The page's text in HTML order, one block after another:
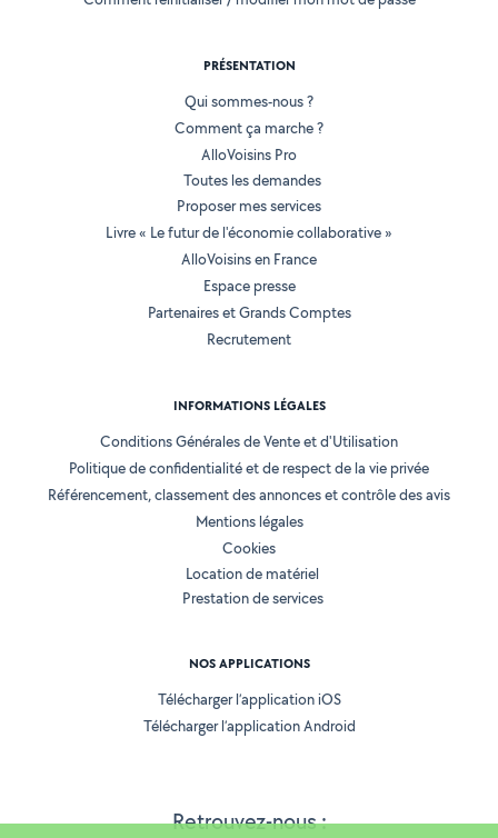
Retrouvez-nous :
PRÉSENTATION
Qui sommes-nous ?
Comment ça marche ?
AlloVoisins Pro
Toutes les demandes
Proposer mes services
Livre « Le futur de l'économie collaborative »
AlloVoisins en France
Espace presse
Partenaires et Grands Comptes
Recrutement
INFORMATIONS LÉGALES
Conditions Générales de Vente et d'Utilisation
Politique de confidentialité et de respect de la vie privée
Référencement, classement des annonces et contrôle des avis
Mentions légales
Cookies
Location de matériel
Prestation de services
NOS APPLICATIONS
Télécharger l’application iOS
Télécharger l’application Android